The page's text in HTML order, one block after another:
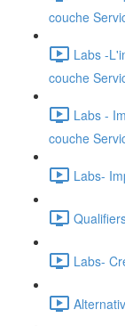
couche
Labs -
couche
Labs -
couche
Labs-
Labs-